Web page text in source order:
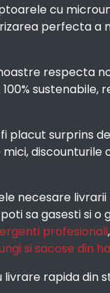
cu
perfecta a
respecta
sustenabile,
placut surprins
discounturile
necesare
sa gasesti si o
profesionali
si sacose din
livrare rapida din